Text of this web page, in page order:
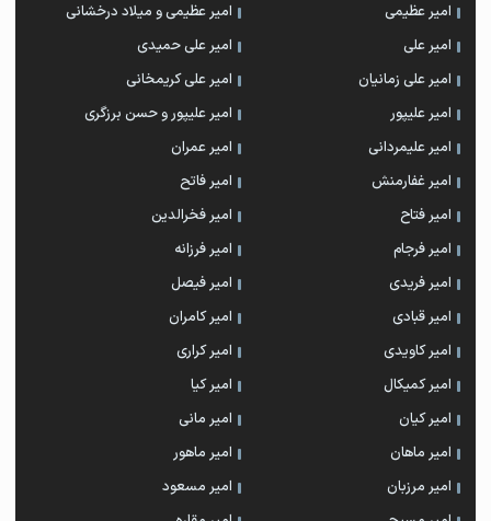
امیر عظیمی
امیر عظیمی و میلاد درخشانی
امیر علی
امیر علی حمیدی
امیر علی زمانیان
امیر علی کریمخانی
امیر علیپور
امیر علیپور و حسن برزگری
امیر علیمردانی
امیر عمران
امیر غفارمنش
امیر فاتح
امیر فتاح
امیر فخرالدین
امیر فرجام
امیر فرزانه
امیر فریدی
امیر فیصل
امیر قبادی
امیر کامران
امیر کاویدی
امیر کراری
امیر کمیکال
امیر کیا
امیر کیان
امیر مانی
امیر ماهان
امیر ماهور
امیر مرزبان
امیر مسعود